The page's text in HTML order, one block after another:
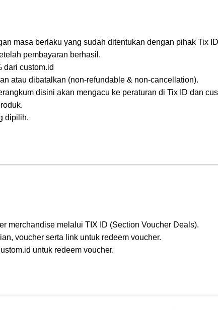
masa berlaku yang sudah ditentukan dengan pihak Tix
pembayaran berhasil.
dari custom.id
atau dibatalkan (non-refundable & non-cancellation).
disini akan mengacu ke peraturan di Tix ID dan
dipilih.
merchandise melalui TIX ID (Section Voucher Deals).
voucher serta link untuk redeem voucher.
untuk redeem voucher.